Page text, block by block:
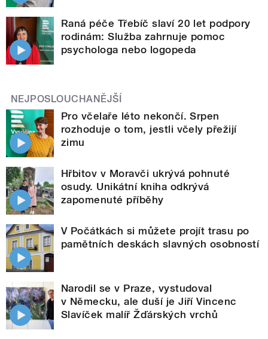
Raná péče Třebíč slaví 20 let podpory
rodinám: Služba zahrnuje pomoc
psychologa nebo logopeda
NEJPOSLOUCHANĚJŠÍ
Pro včelaře léto nekončí. Srpen
rozhoduje o tom, jestli včely přežijí
zimu
Hřbitov v Moravči ukrývá pohnuté
osudy. Unikátní kniha odkrývá
zapomenuté příběhy
V Počátkách si můžete projít trasu po
pamětních deskách slavných osobností
Narodil se v Praze, vystudoval
v Německu, ale duší je Jiří Vincenc
Slavíček malíř Žďárských vrchů